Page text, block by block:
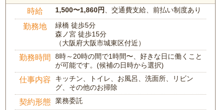
時給 1,500〜1,860円、交通費支給、前払い制度あり
勤務地
緑橋 徒歩5分
森ノ宮 徒歩15分
（大阪府大阪市城東区付近）
勤務時間
8時～20時の間で1時間〜、好きな日に働くこと
が可能です。(候補の日時から選択)
仕事内容
キッチン、トイレ、お風呂、洗面所、リビン
グ、その他のお掃除
契約形態 業務委託